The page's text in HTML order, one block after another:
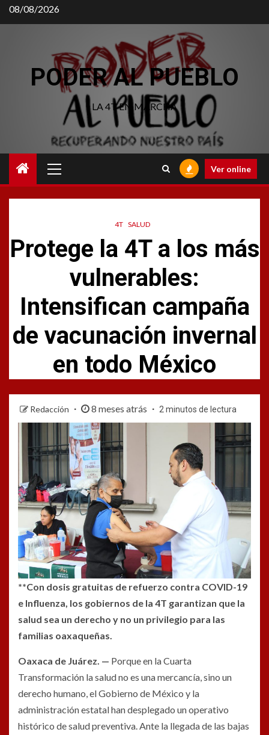
Saltar
al
08/08/2026
PODER AL PUEBLO
LA 4T EN MARCHA
principal
Ver online
4T SALUD
Protege la 4T a los más
vulnerables:
Intensifican campaña
de vacunación invernal
en todo México
Redacción 8 meses atrás 2 minutos de lectura
**Con dosis gratuitas de refuerzo contra COVID-19
e Influenza, los gobiernos de la 4T garantizan que la
salud sea un derecho y no un privilegio para las
familias oaxaqueñas.
Oaxaca de Juárez. — Porque en la Cuarta
Transformación la salud no es una mercancía, sino un
derecho humano, el Gobierno de México y la
administración estatal han desplegado un operativo
histórico de salud preventiva. Ante la llegada de las bajas